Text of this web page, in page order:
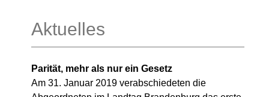
Aktuelles
Parität, mehr als nur ein Gesetz
Am 31. Januar 2019 verabschiedeten die